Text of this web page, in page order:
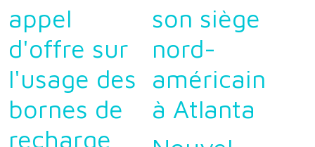
appel
d'offre sur
l'usage des
bornes de
recharge
son siège
nord-
américain
à Atlanta